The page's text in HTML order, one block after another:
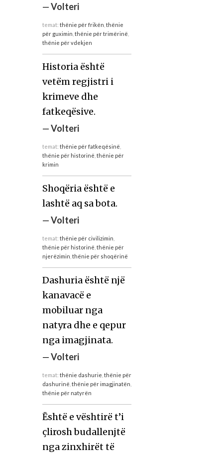
—Volteri
temat: thënie për frikën thënie
për guximin thënie për trimërinë
thënie për vdekjen
Historia është
vetëm regjistri i
krimeve dhe
fatkeqësive.
—Volteri
temat: thënie për fatkeqësinë
thënie për historinë thënie për
krimin
Shoqëria është e
lashtë aq sa bota.
—Volteri
temat: thënie për civilizimin
thënie për historinë thënie për
njerëzimin thënie për shoqërinë
Dashuria është një
kanavacë e
mobiluar nga
natyra dhe e qepur
nga imagjinata.
—Volteri
temat: thënie dashurie thënie për
dashurinë thënie për imagjinatën
thënie për natyrën
Është e vështirë t’i
çlirosh budallenjtë
nga zinxhirët të